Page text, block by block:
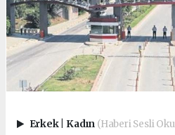
Erkek Kadın (Haberi Sesli